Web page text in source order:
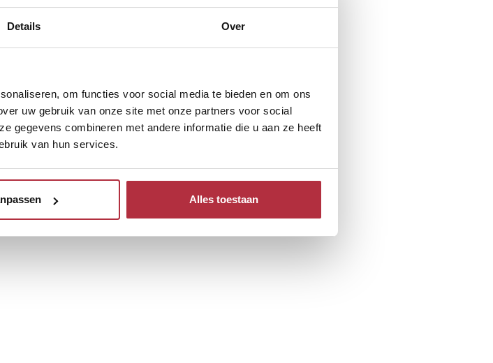
Details Over
om functies voor social media te bieden en om ons
uw gebruik van onze site met onze partners voor social
gegevens combineren met andere informatie die u aan ze heeft
van hun services.
Alles toestaan